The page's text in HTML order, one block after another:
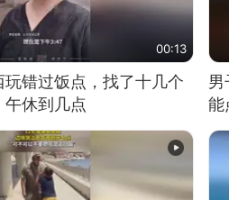
00:13
错过饭点，找了十几个
休到几点
男
能